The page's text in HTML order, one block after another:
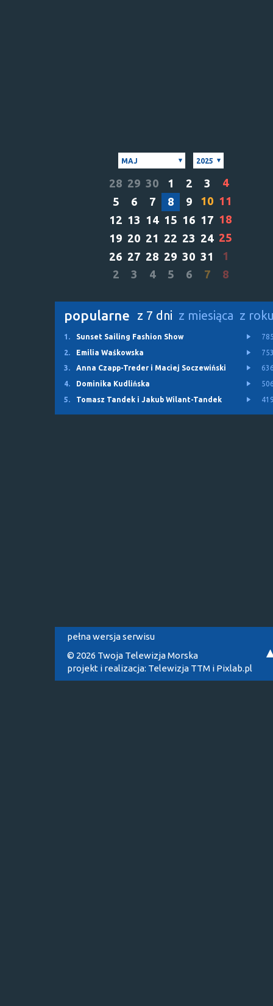
MAJ 2025
28 29 30 1 2 3
4
5
6 7 8 9 10 11
12 13 14 15 16 17 18
19 20 21 22 23 24 25
26 27 28 29 30 31
1
2
3 4 5 6 7 8
popularne z 7 dni z miesiąca z
1. Sunset Sailing Fashion Show
2.
Emilia Waśkowska
3.
Anna Czapp-Treder i Maciej Soczewiński
4.
Dominika Kudlińska
5.
Tomasz Tandek i Jakub Wilant-Tandek
pełna wersja serwisu
© 2026 Twoja Telewizja Morska
projekt i realizacja: Telewizja TTM i Pixlab.pl